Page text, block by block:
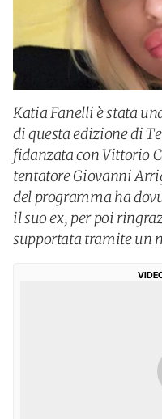
Katia Fanelli è stata
di questa edizione di
fidanzata con Vittorio
tentatore Giovanni
del programma ha
il suo ex, per poi
supportata tramite un